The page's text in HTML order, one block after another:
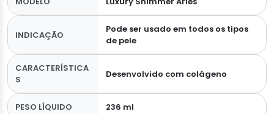
INDICAÇÃO
Pode ser usado em todos os tipos
de pele
CARACTERÍSTICA
S
Desenvolvido com colágeno
PESO LÍQUIDO 236 ml